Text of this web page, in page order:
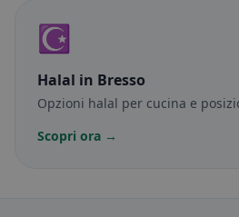
☪️
Halal in Bresso
Opzioni halal per cucina e
Scopri ora →